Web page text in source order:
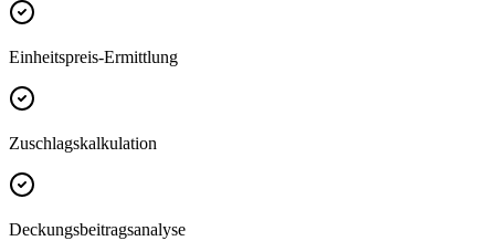
Einheitspreis-Ermittlung
Zuschlagskalkulation
Deckungsbeitragsanalyse